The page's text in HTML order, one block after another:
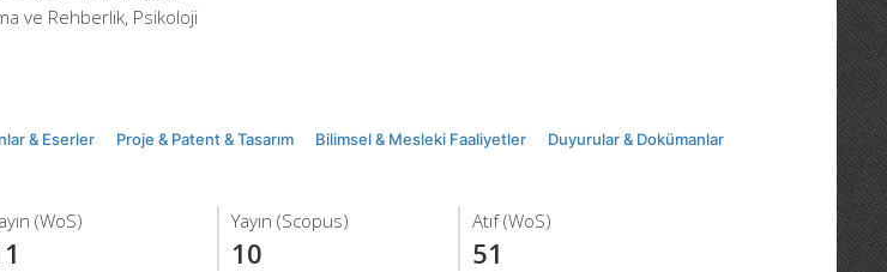
ve Rehberlik, Psikoloji
& Eserler Proje & Patent & Tasarım Bilimsel & Mesleki Faaliyetler Duyurular & Dokümanlar
(WoS) Yayın (Scopus)
10
Atıf (WoS)
51